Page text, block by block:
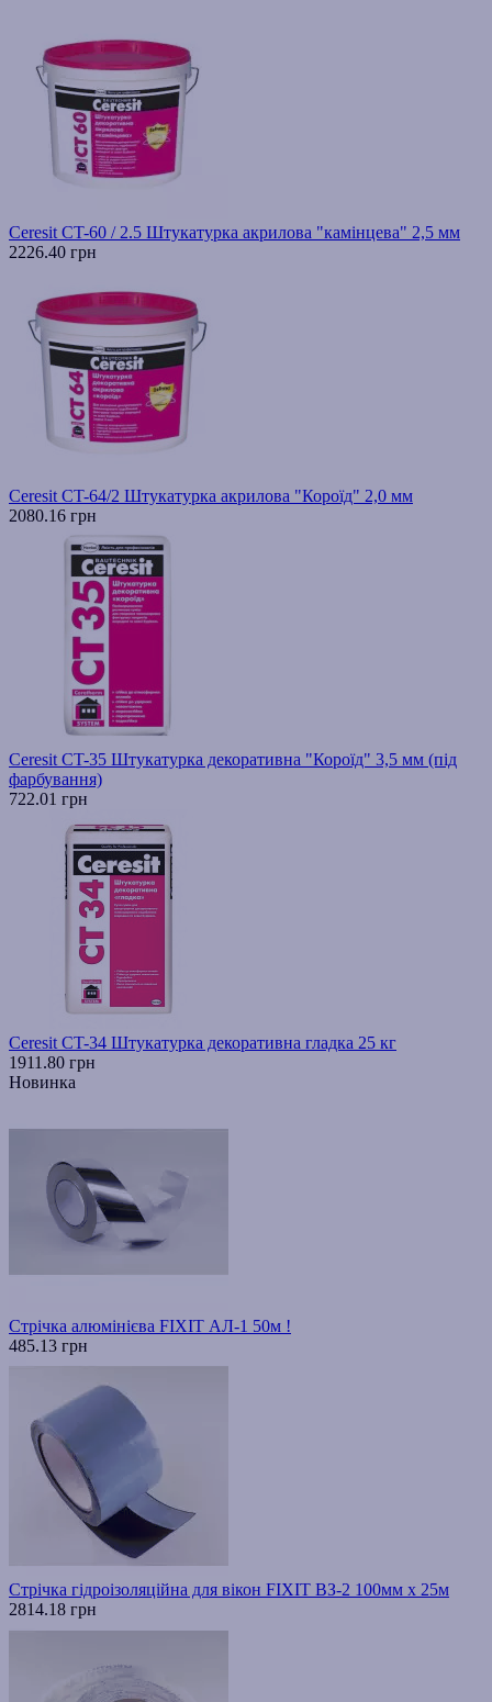
Ceresit CT-60 / 2.5 Штукатурка акрилова "камінцева" 2,5 мм
2226.40 грн
Ceresit CT-64/2 Штукатурка акрилова "Короїд" 2,0 мм
2080.16 грн
Ceresit CT-35 Штукатурка декоративна "Короїд" 3,5 мм (під
фарбування)
722.01 грн
Ceresit CT-34 Штукатурка декоративна гладка 25 кг
1911.80 грн
Новинка
Стрічка алюмінієва FIXIT АЛ-1 50м !
485.13 грн
Стрічка гідроізоляційна для вікон FIXIT ВЗ-2 100мм х 25м
2814.18 грн